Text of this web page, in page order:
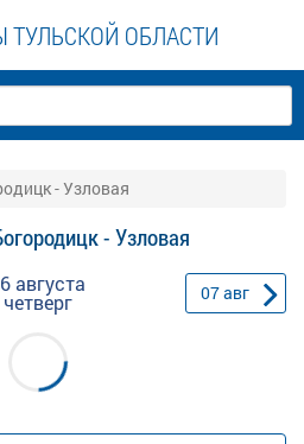
ТУЛЬСКОЙ ОБЛАСТИ
- Узловая
- Узловая
августа
четверг 07авг